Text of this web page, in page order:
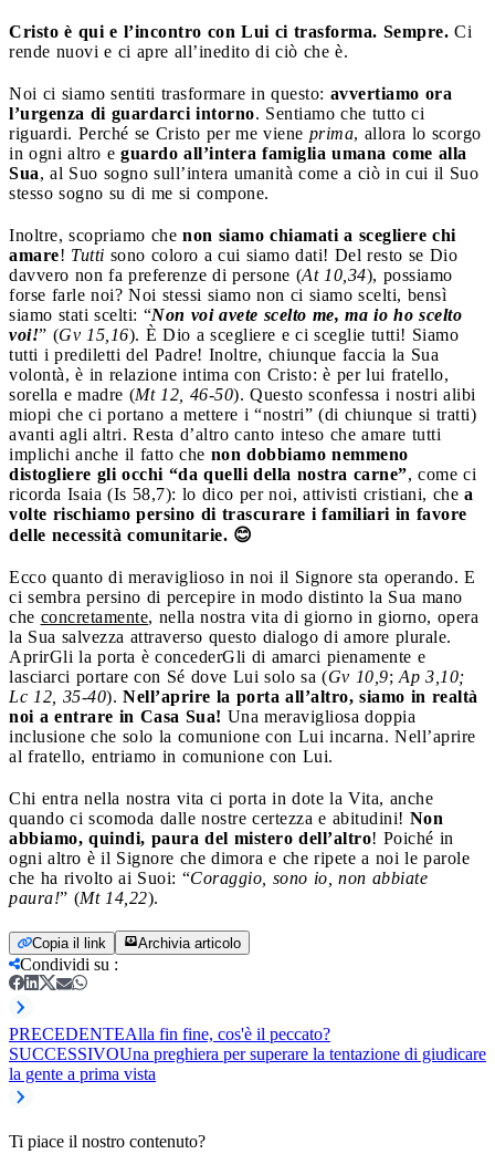
Cristo è qui e l’incontro con Lui ci trasforma. Sempre. Ci
rende nuovi e ci apre all’inedito di ciò che è.
Noi ci siamo sentiti trasformare in questo: avvertiamo ora
l’urgenza di guardarci intorno. Sentiamo che tutto ci
riguardi. Perché se Cristo per me viene prima, allora lo scorgo
in ogni altro e guardo all’intera famiglia umana come alla
Sua, al Suo sogno sull’intera umanità come a ciò in cui il Suo
stesso sogno su di me si compone.
Inoltre, scopriamo che non siamo chiamati a scegliere chi
amare! Tutti sono coloro a cui siamo dati! Del resto se Dio
davvero non fa preferenze di persone (At 10,34), possiamo
forse farle noi? Noi stessi siamo non ci siamo scelti, bensì
siamo stati scelti: “Non voi avete scelto me, ma io ho scelto
voi!” (Gv 15,16). È Dio a scegliere e ci sceglie tutti! Siamo
tutti i prediletti del Padre! Inoltre, chiunque faccia la Sua
volontà, è in relazione intima con Cristo: è per lui fratello,
sorella e madre (Mt 12, 46-50). Questo sconfessa i nostri alibi
miopi che ci portano a mettere i “nostri” (di chiunque si tratti)
avanti agli altri. Resta d’altro canto inteso che amare tutti
implichi anche il fatto che non dobbiamo nemmeno
distogliere gli occhi “da quelli della nostra carne”, come ci
ricorda Isaia (Is 58,7): lo dico per noi, attivisti cristiani, che a
volte rischiamo persino di trascurare i familiari in favore
delle necessità comunitarie. 😊
Ecco quanto di meraviglioso in noi il Signore sta operando. E
ci sembra persino di percepire in modo distinto la Sua mano
che concretamente, nella nostra vita di giorno in giorno, opera
la Sua salvezza attraverso questo dialogo di amore plurale.
AprirGli la porta è concederGli di amarci pienamente e
lasciarci portare con Sé dove Lui solo sa (Gv 10,9; Ap 3,10;
Lc 12, 35-40). Nell’aprire la porta all’altro, siamo in realtà
noi a entrare in Casa Sua! Una meravigliosa doppia
inclusione che solo la comunione con Lui incarna. Nell’aprire
al fratello, entriamo in comunione con Lui.
Chi entra nella nostra vita ci porta in dote la Vita, anche
quando ci scomoda dalle nostre certezza e abitudini! Non
abbiamo, quindi, paura del mistero dell’altro! Poiché in
ogni altro è il Signore che dimora e che ripete a noi le parole
che ha rivolto ai Suoi: “Coraggio, sono io, non abbiate
paura!” (Mt 14,22).
Copia il link Archivia articolo
Condividi su :
PRECEDENTEAlla fin fine, cos'è il peccato?
SUCCESSIVOUna preghiera per superare la tentazione di giudicare
la gente a prima vista
Ti piace il nostro contenuto?